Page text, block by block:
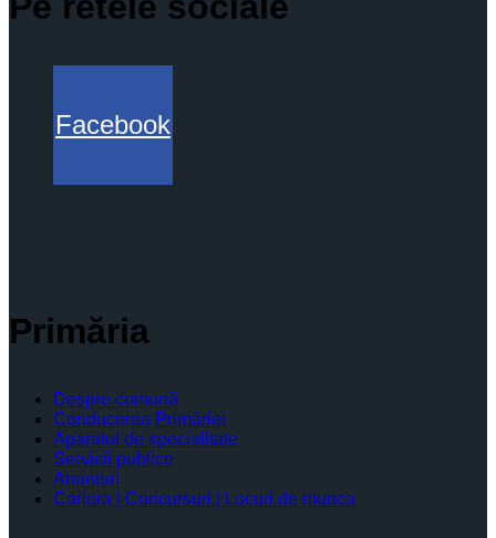
Facebook
Primăria
Despre comună
Conducerea Primăriei
Aparatul de specialitate
Servicii publice
Anunturi
Cariera | Concursuri | Locuri de munca